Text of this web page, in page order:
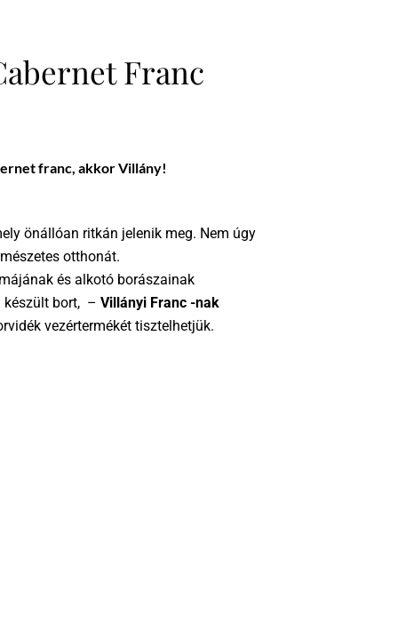
Franc
franc, akkor Villány!
önállóan ritkán jelenik meg. Nem úgy
otthonát.
és alkotó borászainak
készült bort, – Villányi Franc -nak
vezértermékét tisztelhetjük.